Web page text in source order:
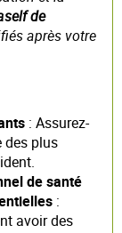
de
après votre
: Assurez-
des plus
de santé
:
avoir des